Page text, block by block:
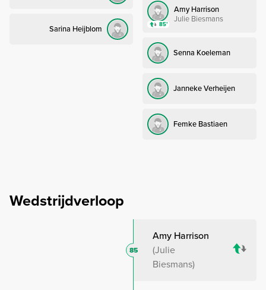
Sarina Heijblom
Amy Harrison
Julie Biesmans
85’
Senna Koeleman
Janneke Verheijen
Femke Bastiaen
Wedstrijdverloop
Amy Harrison
Julie
Biesmans
85